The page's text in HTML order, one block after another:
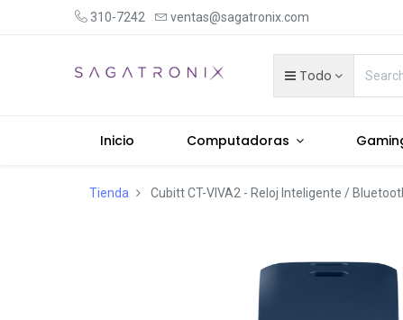
310-7242 ventas@sagatronix.com
Todo
Inicio Computadoras
Tienda Cubitt CT-VIVA2 - Reloj Inteligente /